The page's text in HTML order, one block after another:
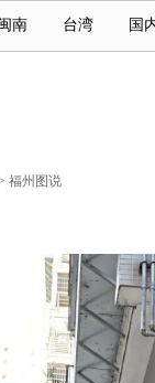
南 台湾 国
福州图说